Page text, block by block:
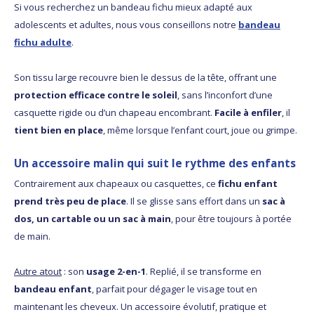
Si vous recherchez un bandeau fichu mieux adapté aux
adolescents et adultes, nous vous conseillons notre bandeau
fichu adulte.
Son tissu large recouvre bien le dessus de la tête, offrant une
protection efficace contre le soleil, sans l’inconfort d’une
casquette rigide ou d’un chapeau encombrant. Facile à enfiler, il
tient bien en place, même lorsque l’enfant court, joue ou grimpe.
Un accessoire malin qui suit le rythme des enfants
Contrairement aux chapeaux ou casquettes, ce fichu enfant
prend très peu de place. Il se glisse sans effort dans un sac à
dos, un cartable ou un sac à main, pour être toujours à portée
de main.
Autre atout : son usage 2-en-1. Replié, il se transforme en
bandeau enfant, parfait pour dégager le visage tout en
maintenant les cheveux. Un accessoire évolutif, pratique et